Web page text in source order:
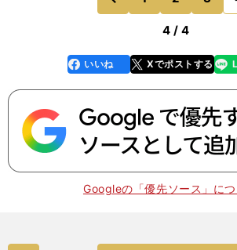
前
4 / 4
faceboo
k
いいね Xでポストする
line
Googleの「優先ソース」につ